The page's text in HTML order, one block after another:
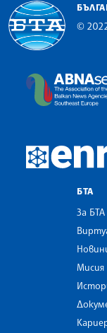
©
БТА
За БТА
Мисия